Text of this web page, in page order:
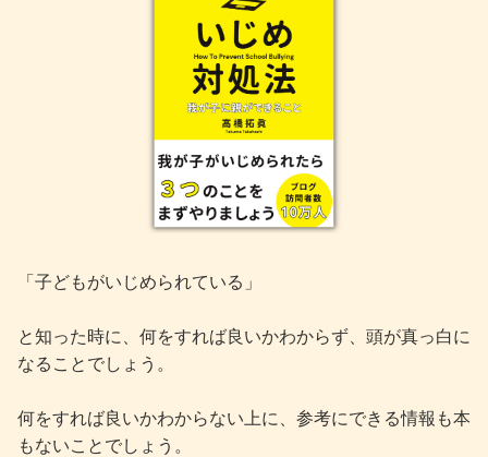
「子どもがいじめられている」
と知った時に、何をすれば良いかわからず、頭が真っ白に
なることでしょう。
何をすれば良いかわからない上に、参考にできる情報も本
もないことでしょう。